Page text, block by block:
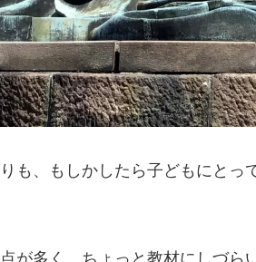
も、もしかしたら子どもにとっ
が多く、ちょっと教材にしづらい